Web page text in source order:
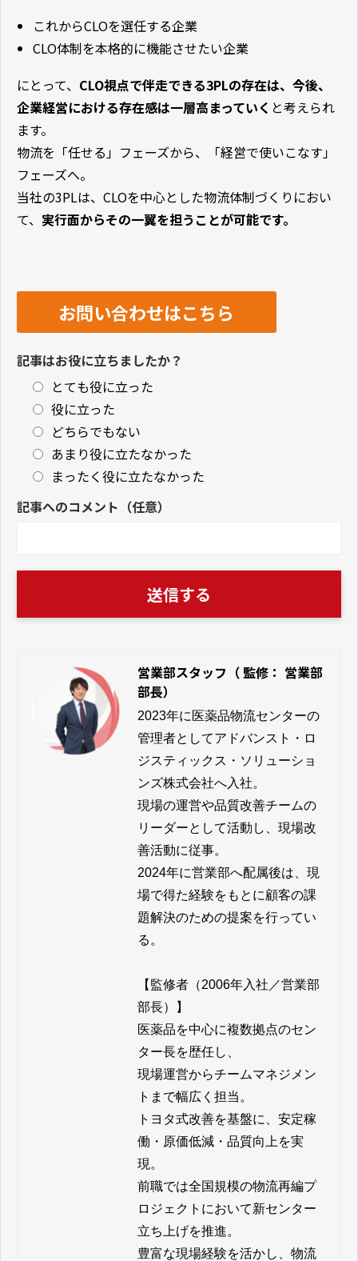
これからCLOを選任する企業
CLO体制を本格的に機能させたい企業
にとって、 CLO視点で伴走できる3PLの存在は、今後、
企業経営における存在感は一層高まっていく と考えられ
ます。
物流を「任せる」フェーズから、「経営で使いこなす」
フェーズへ。
当社の3PLは、CLOを中心とした物流体制づくりにおい
て、 実行面からその一翼を担うことが可能です。
お問い合わせはこちら
記事はお役に立ちましたか？
とても役に立った
役に立った
どちらでもない
あまり役に立たなかった
まったく役に立たなかった
記事へのコメント（任意）
営業部スタッフ（ 監修： 営業部
部長）
2023年に医薬品物流センターの
管理者としてアドバンスト・ロ
ジスティックス・ソリューショ
ンズ株式会社へ入社。
現場の運営や品質改善チームの
リーダーとして活動し、現場改
善活動に従事。
2024年に営業部へ配属後は、現
場で得た経験をもとに顧客の課
題解決のための提案を行ってい
る。
【監修者（2006年入社／営業部
部長）】
医薬品を中心に複数拠点のセン
ター長を歴任し、
現場運営からチームマネジメン
トまで幅広く担当。
トヨタ式改善を基盤に、安定稼
働・原価低減・品質向上を実
現。
前職では全国規模の物流再編プ
ロジェクトにおいて新センター
立ち上げを推進。
豊富な現場経験を活かし、物流